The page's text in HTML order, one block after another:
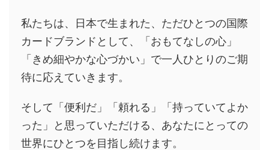
私たちは、日本で生まれた、ただひとつの国際
カードブランドとして、「おもてなしの心」
「きめ細やかな心づかい」で一人ひとりのご期
待に応えていきます。
そして「便利だ」「頼れる」「持っていてよか
った」と思っていただける、あなたにとっての
世界にひとつを目指し続けます。